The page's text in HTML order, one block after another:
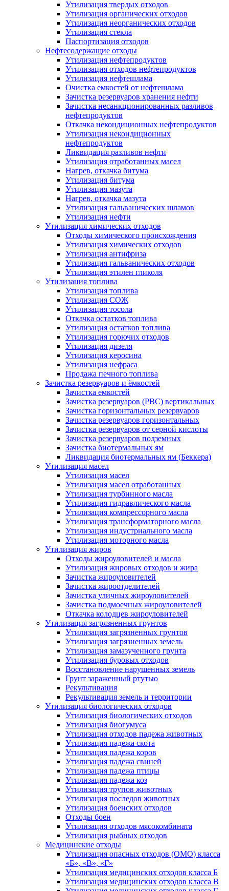
Утилизация твердых отходов
Утилизация органических отходов
Утилизация неорганических отходов
Утилизация стекла
Паспортизация отходов
Нефтесодержащие отходы
Утилизация нефтепродуктов
Утилизация отходов нефтепродуктов
Утилизация нефтешлама
Очистка емкостей от нефтешлама
Зачистка резервуаров хранения нефти
Зачистка несанкционированных разливов
нефтепродуктов
Откачка некондиционных нефтепродуктов
Утилизация некондиционных
нефтепродуктов
Ликвидация разливов нефти
Утилизация отработанных масел
Нагрев, откачка битума
Утилизация битума
Утилизация мазута
Нагрев, откачка мазута
Утилизация гальванических шламов
Утилизация нефти
Утилизация химических отходов
Отходы химического происхождения
Утилизация химических отходов
Утилизация антифриза
Утилизация гальванических отходов
Утилизация этилен гликоля
Утилизация топлива
Утилизация топлива
Утилизация СОЖ
Утилизация тосола
Откачка остатков топлива
Утилизация остатков топлива
Утилизация горючих отходов
Утилизация дизеля
Утилизация керосина
Утилизация нефраса
Продажа печного топлива
Зачистка резервуаров и ёмкостей
Зачистка емкостей
Зачистка резервуаров (РВС) вертикальных
Зачистка горизонтальных резервуаров
Зачистка резервуаров горизонтальных
Зачистка резервуаров от серной кислоты
Зачистка резервуаров подземных
Зачистка биотермальных ям
Ликвидация биотермальных ям (Беккера)
Утилизация масел
Утилизация масел
Утилизация масел отработанных
Утилизация турбинного масла
Утилизация гидравлического масла
Утилизация компрессорного масла
Утилизация трансформаторного масла
Утилизация индустриального масла
Утилизация моторного масла
Утилизация жиров
Отходы жироуловителей и масла
Утилизация жировых отходов и жира
Зачистка жироуловителей
Зачистка жироотделителей
Зачистка уличных жироуловителей
Зачистка подмоечных жироуловителей
Откачка колодцев жироуловителей
Утилизация загрязненных грунтов
Утилизация загрязненных грунтов
Утилизация загрязненных земель
Утилизация замазученного грунта
Утилизация буровых отходов
Восстановление нарушенных земель
Грунт зараженный ртутью
Рекультивация
Рекультивация земель и территории
Утилизация биологических отходов
Утилизация биологических отходов
Утилизация биогумуса
Утилизация отходов падежа животных
Утилизация падежа скота
Утилизация падежа коров
Утилизация падежа свиней
Утилизация падежа птицы
Утилизация падежа коз
Утилизация трупов животных
Утилизация последов животных
Утилизация боенских отходов
Отходы боен
Утилизация отходов мясокомбината
Утилизация рыбных отходов
Медицинские отходы
Утилизация опасных отходов (ОМО) класса
«Б», «В», «Г»
Утилизация медицинских отходов класса Б
Утилизация медицинских отходов класса В